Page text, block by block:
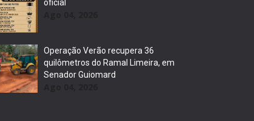
oficial
Operação Verão recupera 36
quilômetros do Ramal Limeira, em
Senador Guiomard